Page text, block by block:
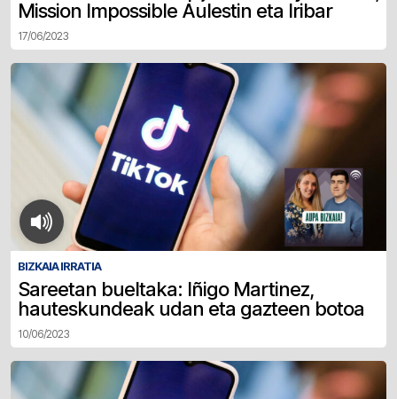
Mission Impossible Aulestin eta Iribar
17/06/2023
BIZKAIA IRRATIA
Sareetan bueltaka: Iñigo Martinez,
hauteskundeak udan eta gazteen botoa
10/06/2023